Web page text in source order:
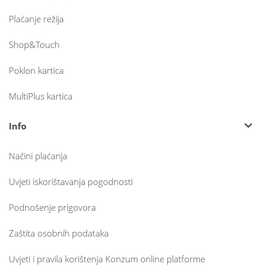
Plaćanje režija
Shop&Touch
Poklon kartica
MultiPlus kartica
Info
Načini plaćanja
Uvjeti iskorištavanja pogodnosti
Podnošenje prigovora
Zaštita osobnih podataka
Uvjeti i pravila korištenja Konzum online platforme